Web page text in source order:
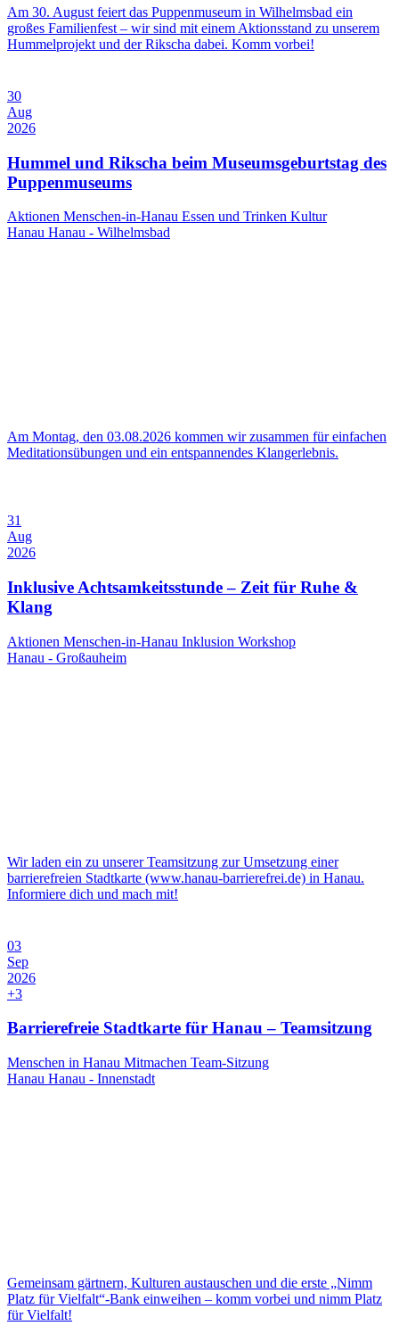
Am 30. August feiert das Puppenmuseum in Wilhelmsbad ein
großes Familienfest – wir sind mit einem Aktionsstand zu unserem
Hummelprojekt und der Rikscha dabei. Komm vorbei!
30
Aug
2026
Hummel und Rikscha beim Museumsgeburtstag des
Puppenmuseums
Aktionen Menschen-in-Hanau Essen und Trinken Kultur
Hanau Hanau - Wilhelmsbad
Am Montag, den 03.08.2026 kommen wir zusammen für einfachen
Meditationsübungen und ein entspannendes Klangerlebnis.
31
Aug
2026
Inklusive Achtsamkeitsstunde – Zeit für Ruhe &
Klang
Aktionen Menschen-in-Hanau Inklusion Workshop
Hanau - Großauheim
Wir laden ein zu unserer Teamsitzung zur Umsetzung einer
barrierefreien Stadtkarte (www.hanau-barrierefrei.de) in Hanau.
Informiere dich und mach mit!
03
Sep
2026
+3
Barrierefreie Stadtkarte für Hanau – Teamsitzung
Menschen in Hanau Mitmachen Team-Sitzung
Hanau Hanau - Innenstadt
Gemeinsam gärtnern, Kulturen austauschen und die erste „Nimm
Platz für Vielfalt“-Bank einweihen – komm vorbei und nimm Platz
für Vielfalt!